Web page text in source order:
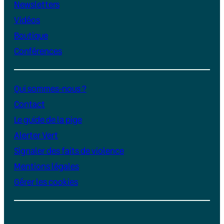
Newsletters
Vidéos
Boutique
Conférences
Qui sommes-nous ?
Contact
Le guide de la pige
Alerter Vert
Signaler des faits de violence
Mentions légales
Gérer les cookies